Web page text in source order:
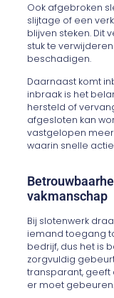
Ook afgebroken
slijtage of een
blijven steken. Dit
stuk te
beschadigen.
Daarnaast komt
inbraak is het
hersteld of
afgesloten kan
vastgelopen
waarin snelle
vakmanschap
Bij slotenwerk
iemand toegang
bedrijf, dus het is
zorgvuldig
transparant, geeft
er moet gebeuren.